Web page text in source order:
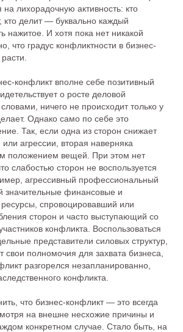
лихорадочную активность: кто
кто делит — буквально каждый
нажитое. И хотя пока нет никакой
что градус конфликтности в бизнес-
конфликт вполне себе позитивный
о росте деловой
ничего не происходит только у
Однако само по себе это
Так, если одна из сторон снижает
или агрессии, вторая наверняка
положением вещей. При этом нет
слабостью сторон не воспользуется
агрессивный профессиональный
значительные финансовые и
спровоцировавший или
сторон и часто выступающий со
конфликта. Воспользоваться
представители силовых структур,
свои полномочия для захвата бизнеса,
разгорелся незапланированно,
конфликта.
что бизнес-конфликт — это всегда
на внешне несхожие причины и
конкретном случае. Стало быть, на